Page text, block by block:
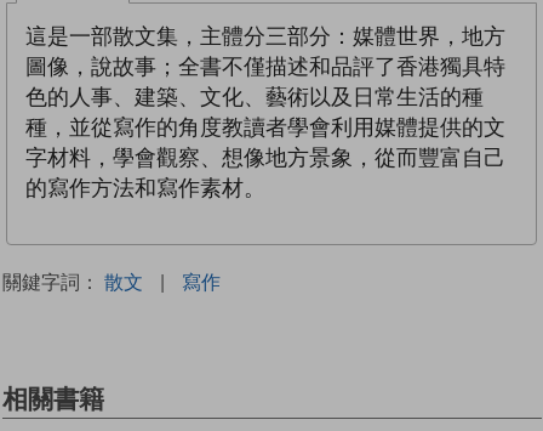
這是一部散文集，主體分三部分：媒體世界，地方
圖像，說故事；全書不僅描述和品評了香港獨具特
色的人事、建築、文化、藝術以及日常生活的種
種，並從寫作的角度教讀者學會利用媒體提供的文
字材料，學會觀察、想像地方景象，從而豐富自己
的寫作方法和寫作素材。
關鍵字詞： 散文 | 寫作
相關書籍